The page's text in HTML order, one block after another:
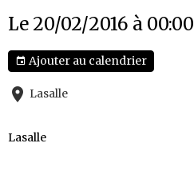
Le 20/02/2016 à 00:00
Ajouter au calendrier
Lasalle
Lasalle